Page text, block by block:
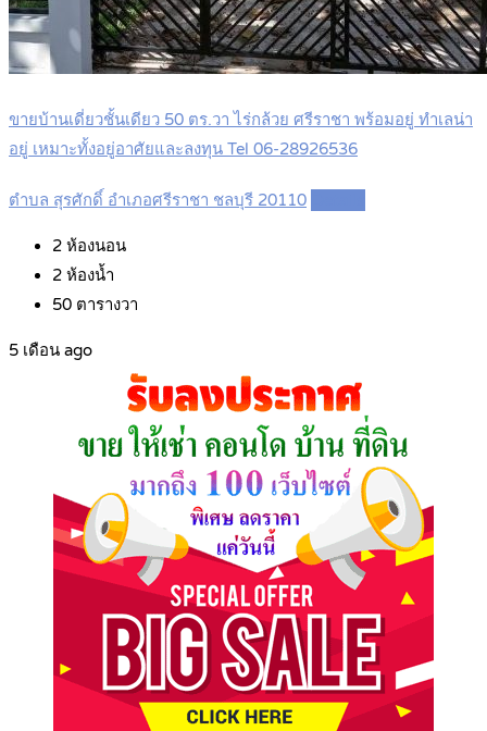
ขายบ้านเดี่ยวชั้นเดียว 50 ตร.วา ไร่กล้วย ศรีราชา พร้อมอยู่ ทำเลน่า
อยู่ เหมาะทั้งอยู่อาศัยและลงทุน Tel 06-28926536
ตำบล สุรศักดิ์ อำเภอศรีราชา ชลบุรี 20110
2 ห้องนอน
2 ห้องน้ำ
50 ตารางวา
5 เดือน ago